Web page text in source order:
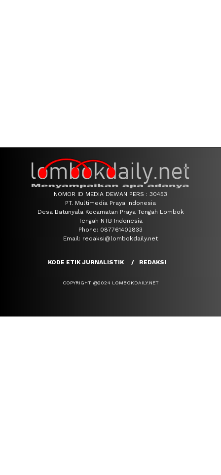
NOMOR ID MEDIA DEWAN PERS : 30453
PT. Multimedia Praya Indonesia
Desa Batunyala Kecamatan Praya Tengah Lombok
Tengah NTB Indonesia
Phone: 087761402833
Email: redaksi@lombokdaily.net
KODE ETIK JURNALISTIK REDAKSI
COPYRIGHT @2024 LOMBOKDAILY.NET